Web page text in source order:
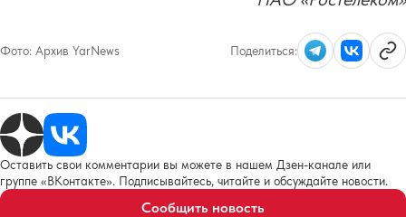
Фото: Архив YarNews Поделиться:
Оставить свои комментарии вы можете в нашем Дзен-канале или
группе «ВКонтакте». Подписывайтесь, читайте и обсуждайте новости.
Сообщить новость